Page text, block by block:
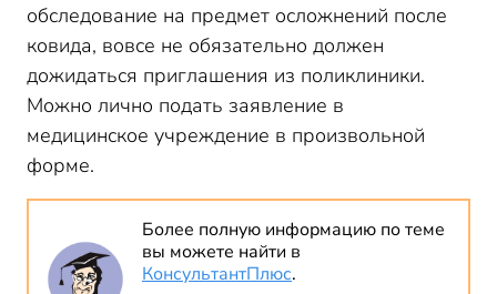
обследование на предмет осложнений после
ковида, вовсе не обязательно должен
дожидаться приглашения из поликлиники.
Можно лично подать заявление в
медицинское учреждение в произвольной
форме.
Более полную информацию по теме
вы можете найти в
КонсультантПлюс.